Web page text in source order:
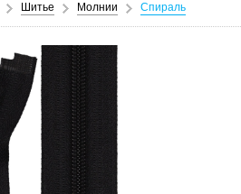
Шитье Молнии Спираль